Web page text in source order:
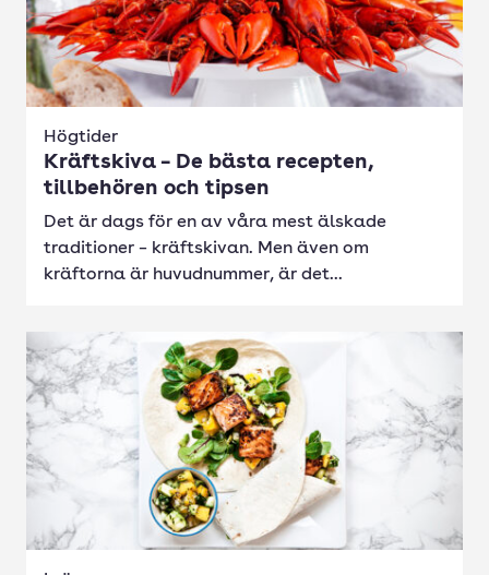
Högtider
Kräftskiva – De bästa recepten,
tillbehören och tipsen
Det är dags för en av våra mest älskade
traditioner – kräftskivan. Men även om
kräftorna är huvudnummer, är det...